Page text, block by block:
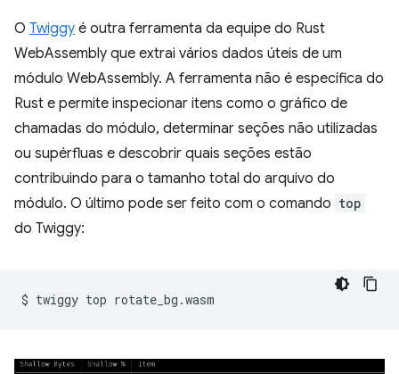
O Twiggy é outra ferramenta da equipe do Rust
WebAssembly que extrai vários dados úteis de um
módulo WebAssembly. A ferramenta não é específica do
Rust e permite inspecionar itens como o gráfico de
chamadas do módulo, determinar seções não utilizadas
ou supérfluas e descobrir quais seções estão
contribuindo para o tamanho total do arquivo do
módulo. O último pode ser feito com o comando top
do Twiggy:
$ twiggy top